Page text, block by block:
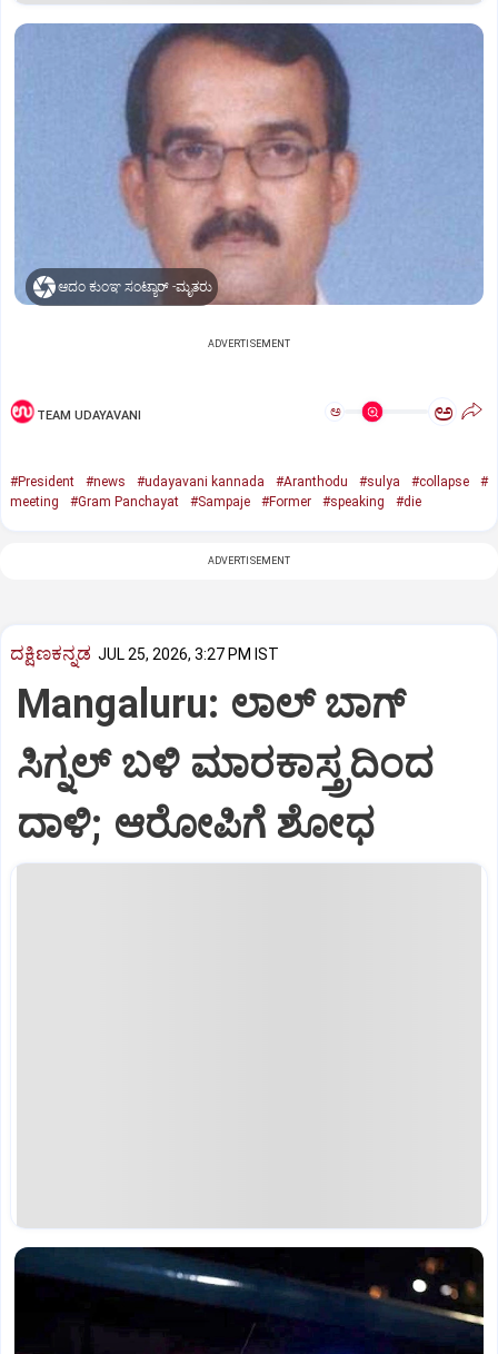
ಆದಂ ಕುಂಞ ಸಂಟ್ಯಾರ್‌ -ಮೃತರು
ADVERTISEMENT
TEAM UDAYAVANI ಅ ಅ
#President #news #udayavani kannada #Aranthodu #sulya #collapse
#
meeting
#Gram Panchayat #Sampaje #Former #speaking #die
ADVERTISEMENT
ದಕ್ಷಿಣಕನ್ನಡ JUL 25, 2026, 3:27 PM IST
Mangaluru: ಲಾಲ್‌ ಬಾಗ್‌
ಸಿಗ್ನಲ್‌ ಬಳಿ ಮಾರಕಾಸ್ತ್ರದಿಂದ
ದಾಳಿ; ಆರೋಪಿಗೆ ಶೋಧ